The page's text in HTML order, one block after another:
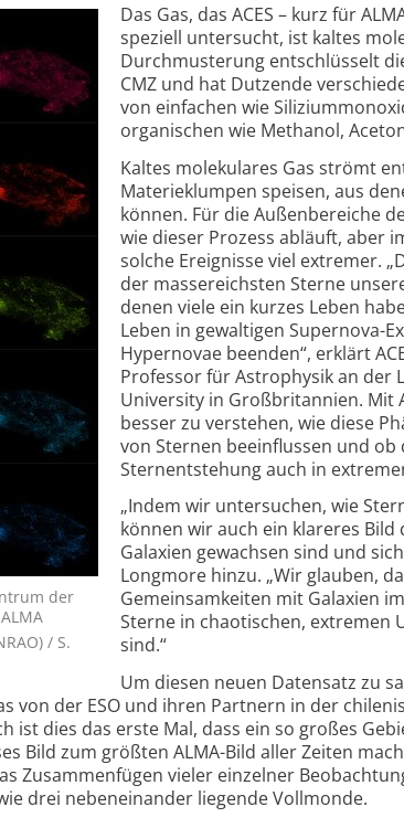
der
/ S.
Das Gas, das ACES – kurz für
speziell untersucht, ist kaltes
Durchmusterung entschlüsselt
CMZ und hat Dutzende
von einfachen wie
organischen wie Methanol,
Kaltes molekulares Gas strömt
Materieklumpen speisen, aus
können. Für die Außenbereiche
wie dieser Prozess abläuft, aber
solche Ereignisse viel extremer.
der massereichsten Sterne
denen viele ein kurzes Leben
Leben in gewaltigen Supernova-
Hypernovae beenden“, erklärt
Professor für Astrophysik an der
University in Großbritannien. Mit
besser zu verstehen, wie diese
von Sternen beeinflussen und ob
Sternentstehung auch in
„Indem wir untersuchen, wie
können wir auch ein klareres Bild
Galaxien gewachsen sind und
Longmore hinzu. „Wir glauben,
Gemeinsamkeiten mit Galaxien
Sterne in chaotischen, extremen
sind.“
Um diesen neuen Datensatz zu
von der ESO und ihren Partnern in der
ist dies das erste Mal, dass ein so großes
Bild zum größten ALMA-Bild aller Zeiten
Zusammenfügen vieler einzelner
drei nebeneinander liegende Vollmonde.